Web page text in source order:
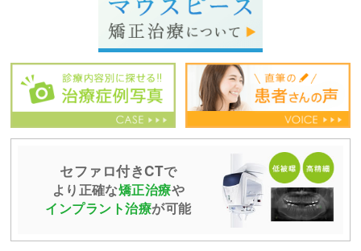
セファロ付きCTで
より正確な矯正治療や
インプラント治療が可能